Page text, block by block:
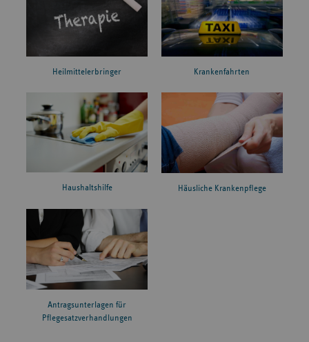
Heilmittelerbringer Krankenfahrten
Haushaltshilfe Häusliche Krankenpflege
Antragsunterlagen für
Pflegesatzverhandlungen